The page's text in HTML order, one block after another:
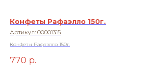
Конфеты Рафаэлло 150г.
Артикул: 00001315
Конфеты Рафаэлло 150г.
770 р.